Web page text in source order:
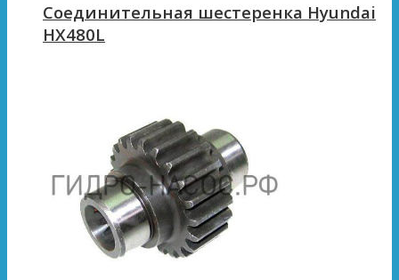
Соединительная шестеренка Hyundai
HX480L